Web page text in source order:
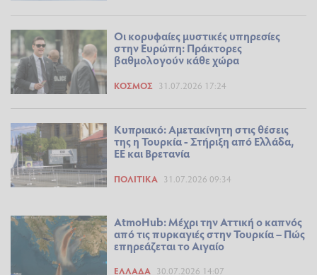
Οι κορυφαίες μυστικές υπηρεσίες
στην Ευρώπη: Πράκτορες
βαθμολογούν κάθε χώρα
ΚΌΣΜΟΣ 31.07.2026 17:24
Κυπριακό: Αμετακίνητη στις θέσεις
της η Τουρκία - Στήριξη από Ελλάδα,
ΕΕ και Βρετανία
ΠΟΛΙΤΙΚΆ 31.07.2026 09:34
AtmoHub: Μέχρι την Αττική ο καπνός
από τις πυρκαγιές στην Τουρκία – Πώς
επηρεάζεται το Αιγαίο
ΕΛΛΆΔΑ 30.07.2026 14:07